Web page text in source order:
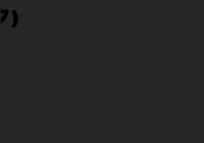
)